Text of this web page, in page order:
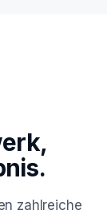
zahlreiche